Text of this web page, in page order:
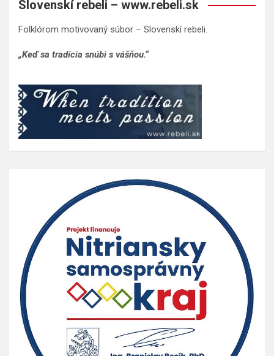
Slovenskí rebeli – www.rebeli.sk
Folklórom motivovaný súbor – Slovenskí rebeli.
„Keď sa tradícia snúbi s vášňou.“